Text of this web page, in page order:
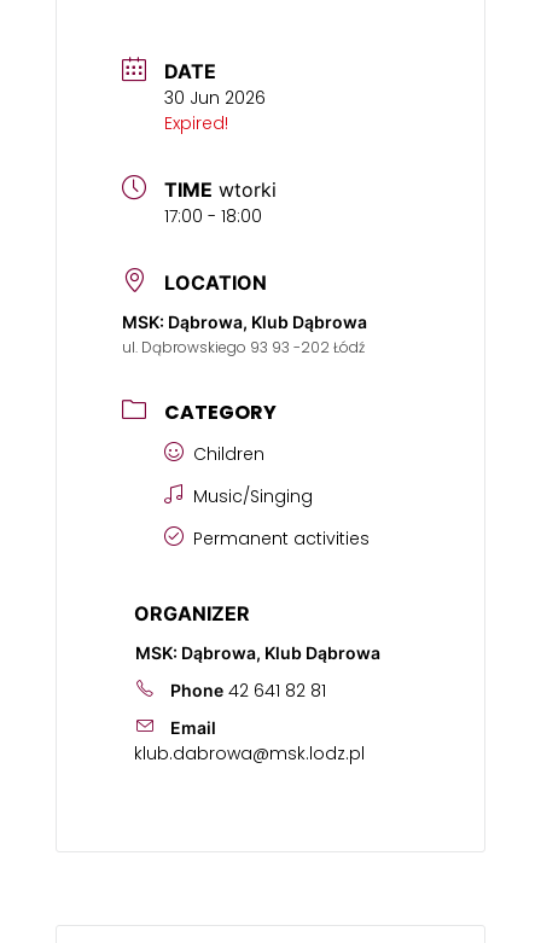
DATE
30 Jun 2026
Expired!
TIME wtorki
17:00 - 18:00
LOCATION
MSK: Dąbrowa, Klub Dąbrowa
ul. Dąbrowskiego 93 93 -202 Łódź
CATEGORY
Children
Music/Singing
Permanent activities
ORGANIZER
MSK: Dąbrowa, Klub Dąbrowa
Phone 42 641 82 81
Email
klub.dabrowa@msk.lodz.pl